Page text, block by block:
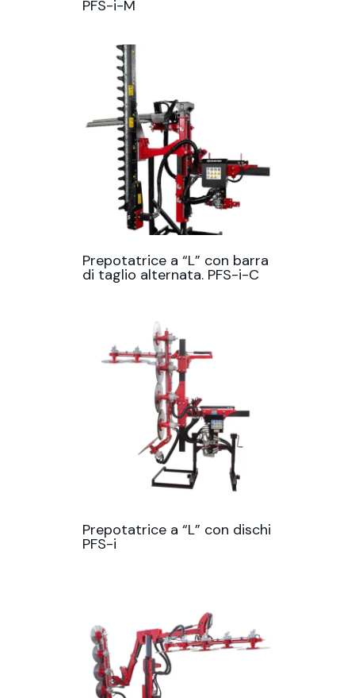
PFS-i-M
Prepotatrice a “L” con barra
di taglio alternata. PFS-i-C
Prepotatrice a “L” con dischi
PFS-i